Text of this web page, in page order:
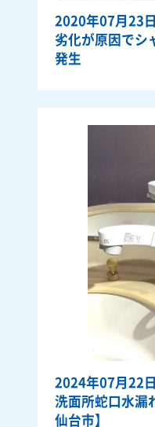
2020年07月23日
劣化が原因でシ
発生
2024年07月22日
洗面所蛇口水漏
仙台市】